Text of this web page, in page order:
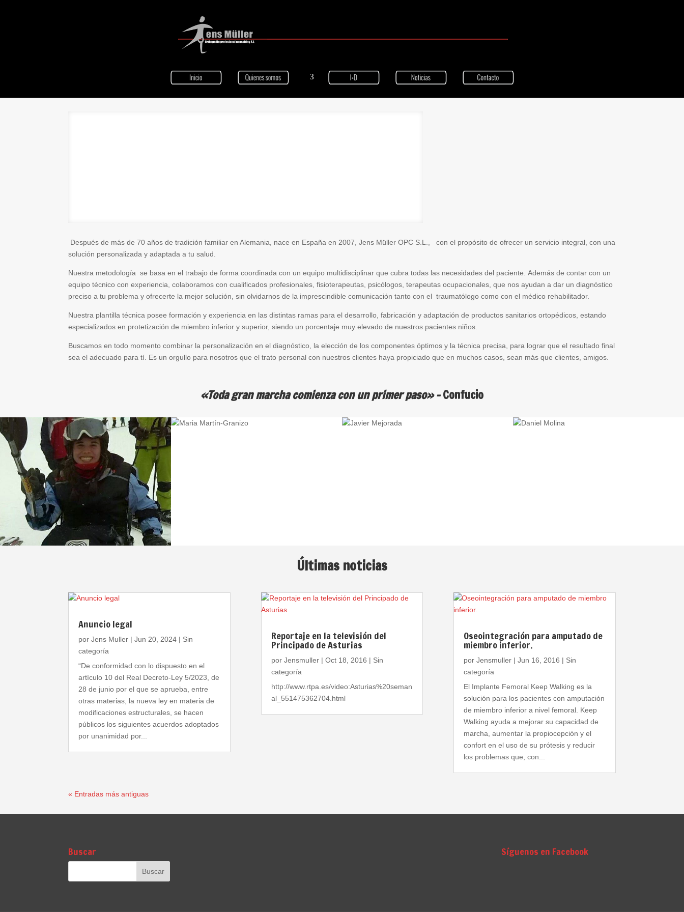
Después de más de 70 años de tradición familiar en Alemania, nace en España en 2007, Jens Müller OPC S.L., con el propósito de ofrecer un servicio integral, con una
solución personalizada y adaptada a tu salud.
Nuestra metodología se basa en el trabajo de forma coordinada con un equipo multidisciplinar que cubra todas las necesidades del paciente. Además de contar con un
equipo técnico con experiencia, colaboramos con cualificados profesionales, fisioterapeutas, psicólogos, terapeutas ocupacionales, que nos ayudan a dar un diagnóstico
preciso a tu problema y ofrecerte la mejor solución, sin olvidarnos de la imprescindible comunicación tanto con el traumatólogo como con el médico rehabilitador.
Nuestra plantilla técnica posee formación y experiencia en las distintas ramas para el desarrollo, fabricación y adaptación de productos sanitarios ortopédicos, estando
especializados en protetización de miembro inferior y superior, siendo un porcentaje muy elevado de nuestros pacientes niños.
Buscamos en todo momento combinar la personalización en el diagnóstico, la elección de los componentes óptimos y la técnica precisa, para lograr que el resultado final
sea el adecuado para tí. Es un orgullo para nosotros que el trato personal con nuestros clientes haya propiciado que en muchos casos, sean más que clientes, amigos.
«Toda gran marcha comienza con un primer paso» –Confucio
Últimas noticias
Anuncio legal
porJens Muller |Jun 20, 2024 | Sin
categoría
“De conformidad con lo dispuesto en el
artículo 10 del Real Decreto-Ley 5/2023, de
28 de junio por el que se aprueba, entre
otras materias, la nueva ley en materia de
modificaciones estructurales, se hacen
públicos los siguientes acuerdos adoptados
por unanimidad por...
Reportaje en la televisión del
Principado de Asturias
por Jensmuller| Oct 18, 2016 | Sin
categoría
http://www.rtpa.es/video:Asturias%20seman
al_551475362704.html
Oseointegración para amputado de
miembro inferior.
por Jensmuller| Jun 16, 2016 | Sin
categoría
El Implante Femoral Keep Walking es la
solución para los pacientes con amputación
de miembro inferior a nivel femoral. Keep
Walking ayuda a mejorar su capacidad de
marcha, aumentar la propiocepción y el
confort en el uso de su prótesis y reducir
los problemas que, con...
« Entradas más antiguas
Buscar Síguenos en Facebook